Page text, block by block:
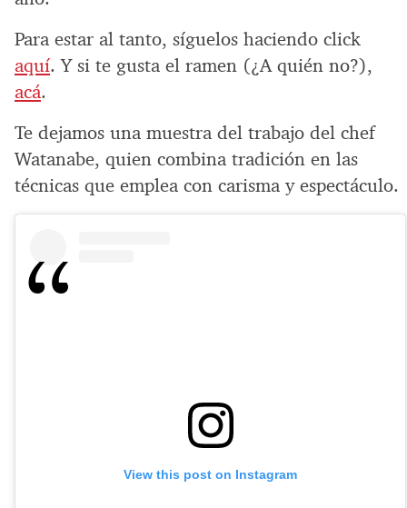
Para estar al tanto, síguelos haciendo click
aquí. Y si te gusta el ramen (¿A quién no?),
acá.
Te dejamos una muestra del trabajo del chef
Watanabe, quien combina tradición en las
técnicas que emplea con carisma y espectáculo.
View this post on Instagram